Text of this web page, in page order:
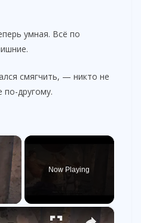
умная. Всё по
смягчить, — никто не
другому.
×
Now Playing
×